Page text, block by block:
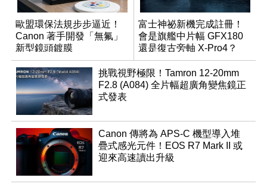
歐盟環保法規步步逼近！
Canon 著手開發「無氟」
新型鏡頭鍍膜
富士神祕新機完成註冊！
會是旗艦中片幅 GFX180
還是復古旁軸 X-Pro4？
挑戰視野極限！Tamron 12-20mm
F2.8 (A084) 全片幅超廣角變焦鏡正
式發表
Canon 傳將為 APS-C 機型導入堆
疊式感光元件！EOS R7 Mark II 或
迎來高速讀出升級